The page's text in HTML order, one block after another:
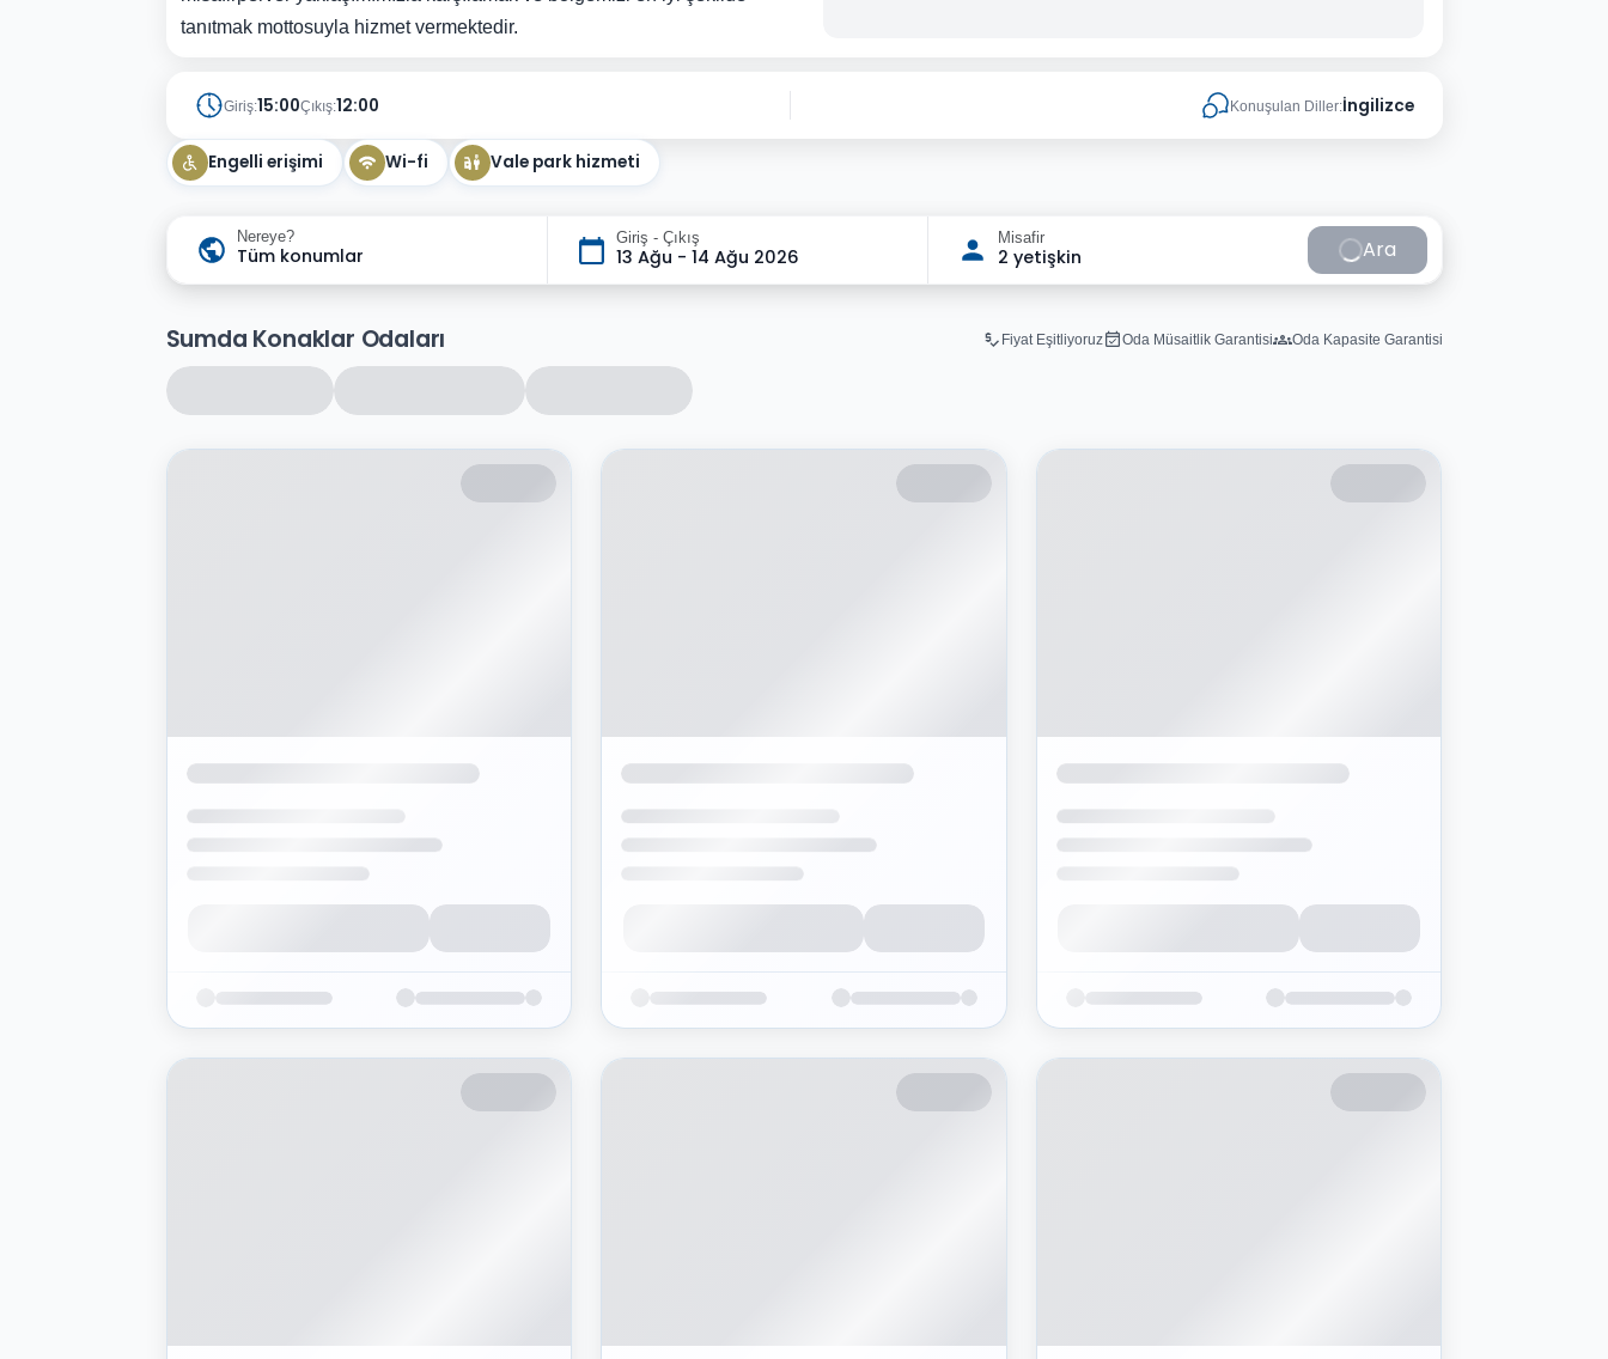
tanıtmak mottosuyla hizmet vermektedir.
Giriş:15:00Çıkış:12:00 Konuşulan Diller:İngilizce
Engelli erişimi Wi-fi Vale park hizmeti
Nereye?
Tüm konumlar
Giriş - Çıkış
13 Ağu - 14 Ağu 2026
Misafir
2 yetişkin Ara
Sumda Konaklar Odaları Fiyat Eşitliyoruz Oda Müsaitlik Garantisi Oda Kapasite Garantisi